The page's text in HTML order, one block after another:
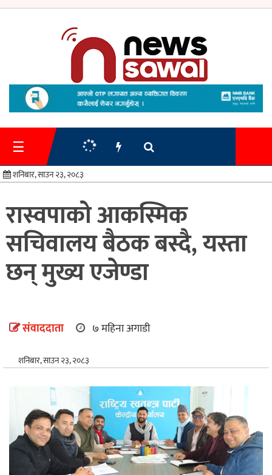
गृहपृष्ठ
समाचार
प्रशासन
स्वास्थ्य/
शिक्षा
मनोरन्जन
अन्तर्राष्ट्रिय
☰
शनिबार, साउन २३, २०८३
रास्वपाको आकस्मिक
सचिवालय बैठक बस्दै, यस्ता
छन् मुख्य एजेण्डा
संवाददाता ७ महिना अगाडी
शनिबार, साउन २३, २०८३